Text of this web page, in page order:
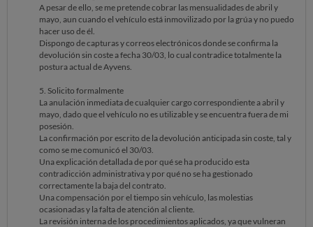
A pesar de ello, se me pretende cobrar las mensualidades de abril y
mayo, aun cuando el vehículo está inmovilizado por la grúa y no puedo
hacer uso de él.
Dispongo de capturas y correos electrónicos donde se confirma la
devolución sin coste a fecha 30/03, lo cual contradice totalmente la
postura actual de Ayvens.
5. Solicito formalmente
La anulación inmediata de cualquier cargo correspondiente a abril y
mayo, dado que el vehículo no es utilizable y se encuentra fuera de mi
posesión.
La confirmación por escrito de la devolución anticipada sin coste, tal y
como se me comunicó el 30/03.
Una explicación detallada de por qué se ha producido esta
contradicción administrativa y por qué no se ha gestionado
correctamente la baja del contrato.
Una compensación por el tiempo sin vehículo, las molestias
ocasionadas y la falta de atención al cliente.
La revisión interna de los procedimientos aplicados, ya que vulneran